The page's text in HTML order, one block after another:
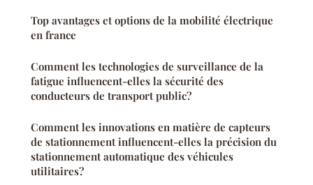
Top avantages et options de la mobilité électrique
en france
Comment les technologies de surveillance de la
fatigue influencent-elles la sécurité des
conducteurs de transport public?
Comment les innovations en matière de capteurs
de stationnement influencent-elles la précision du
stationnement automatique des véhicules
utilitaires?